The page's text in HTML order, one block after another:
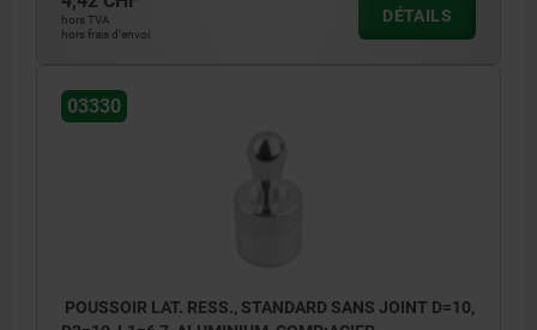
hors TVA
hors frais d’envoi
DÉTAILS
03330
POUSSOIR LAT. RESS., STANDARD SANS JOINT D=10,